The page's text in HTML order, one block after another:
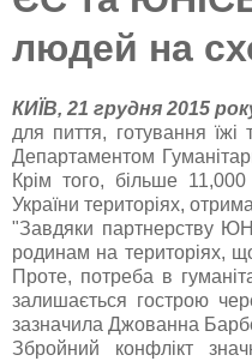
людей на
КИЇВ, 21 грудня 2015
для пиття, готування
Департаментом
Крім того, більше
України територіях,
"Завдяки партнерству
родинам на територіях,
Проте, потреба в
залишається гострою
зазначила Джованна
Збройний конфлікт